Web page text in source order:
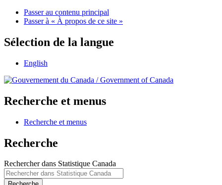
Passer au contenu principal
Passer à « À propos de ce site »
Sélection de la langue
English
/Government of Canada
Recherche et menus
Recherche et menus
Recherche
Rechercher dans Statistique Canada